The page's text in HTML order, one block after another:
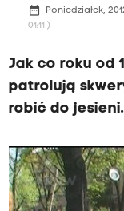
date_range Poniedziałek,
01:11 )
Jak co roku od
patrolują
robić do jesieni.